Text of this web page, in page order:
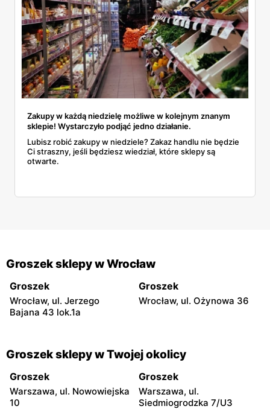
Zakupy w każdą niedzielę możliwe w kolejnym znanym
sklepie! Wystarczyło podjąć jedno działanie.
Lubisz robić zakupy w niedziele? Zakaz handlu nie będzie
Ci straszny, jeśli będziesz wiedział, które sklepy są
otwarte.
Groszek sklepy w Wrocław
Groszek
Wrocław, ul. Jerzego
Bajana 43 lok.1a
Groszek
Wrocław, ul. Ożynowa 36
Groszek sklepy w Twojej okolicy
Groszek
Warszawa, ul. Nowowiejska
10
Groszek
Warszawa, ul.
Siedmiogrodzka 7/U3